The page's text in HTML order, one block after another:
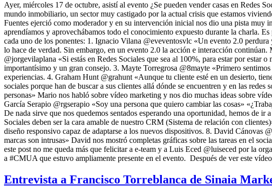
Ayer, miércoles 17 de octubre, asistí al evento ¿Se pueden vender casas en
mundo inmobiliario, un sector muy castigado por la actual crisis que estamos
Fuentes ejerció como moderador y en su intervención inicial nos dio una pista muy
aprendíamos y aprovechábamos todo el conocimiento expuesto durante la charla.
cada uno de los ponentes: 1. Ignacio Vilana @eveventosvlc «Un evento 2.0
lo hace de verdad. Sin embargo, en un evento 2.0 la acción e interacción
@jorgevilaplana «Si estás en Redes Sociales que sea al 100%, para estar por estar
importantísimo y un gran consejo. 3. Mayte Torregrosa @8mayte «Primero
experiencias. 4. Graham Hunt @grahunt «Aunque tu cliente esté en un desierto,
sociales porque han de buscar a sus clientes allá dónde se encuentren y en las
personas» Mario nos habló sobre vídeo marketing y nos dio muchas ideas sobre
García Serapio @rgserapio «Soy una persona que quiero cambiar las cosas»
De nada sirve que nos quedemos sentados esperando una oportunidad, hemos de
Sociales deben ser la cara amable de nuestro CRM (Sistema de relación con
diseño responsivo capaz de adaptarse a los nuevos dispositivos. 8. David Cánovas
marcas son intrusas» David nos mostró completas gráficas sobre las tareas en el
este post no me queda más que felicitar a e-team y a Luis Eced @luiseced por la
a #CMUA que estuvo ampliamente presente en el evento. Después de ver este
Entrevista a Francisco Torreblanca de Sinaia